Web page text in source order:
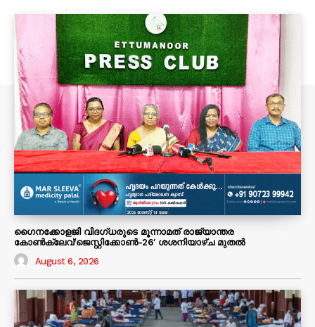
ഗൈനക്കോളജി വിദഗ്ധരുടെ മൂന്നാമത് രാജ്യാന്തര
കോണ്‍ക്ലേവ്’ജെസ്റ്റിക്കോണ്‍-26′ ശശനിയാഴ്‌ച മുതല്‍
August 6, 2026